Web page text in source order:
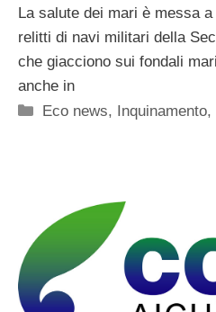
La salute dei mari è messa
relitti di navi militari della
che giacciono sui fondali
anche in
Categorie
Eco news, Inquinamento,